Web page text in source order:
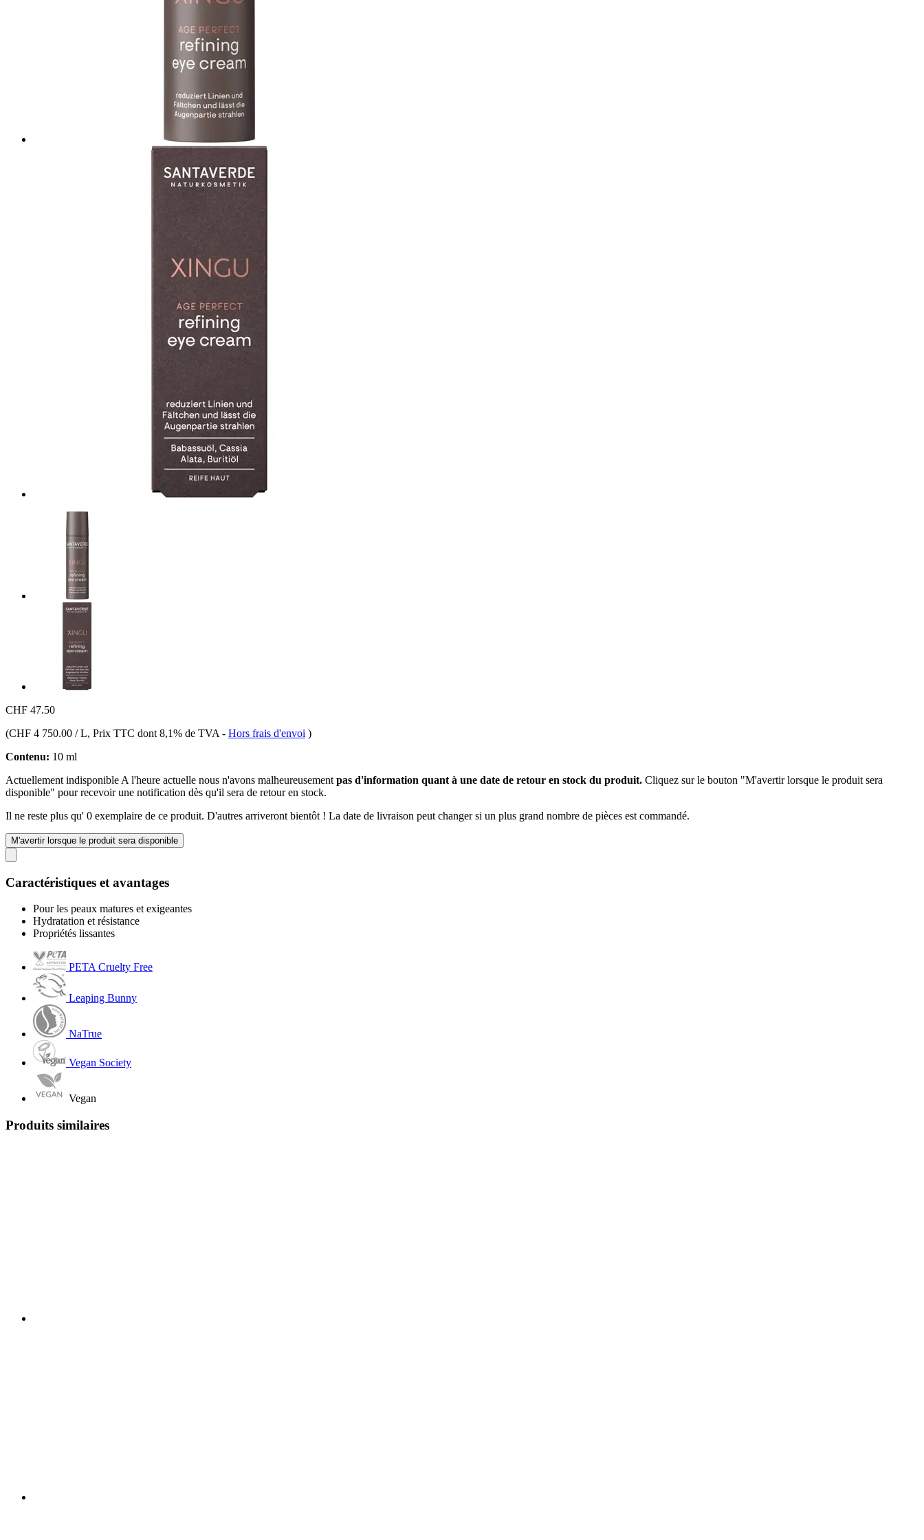
CHF 47.50
(CHF 4 750.00 / L, Prix TTC dont 8,1% de TVA - Hors frais d'envoi )
Contenu: 10 ml
Actuellement indisponible A l'heure actuelle nous n'avons malheureusement pas d'information quant à une date de retour en stock du produit. Cliquez sur le bouton "M'avertir lorsque le produit sera
disponible" pour recevoir une notification dès qu'il sera de retour en stock.
Il ne reste plus qu' 0 exemplaire de ce produit. D'autres arriveront bientôt ! La date de livraison peut changer si un plus grand nombre de pièces est commandé.
M'avertir lorsque le produit sera disponible
Caractéristiques et avantages
Pour les peaux matures et exigeantes
Hydratation et résistance
Propriétés lissantes
PETA Cruelty Free
Leaping Bunny
NaTrue
Vegan Society
Vegan
Produits similaires